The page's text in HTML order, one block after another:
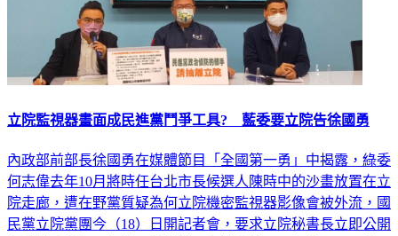
立院監視器畫面成民進黨鬥爭工具? 藍委要立院告徐國勇
內政部前部長徐國勇在媒體節目「全國第一勇」中揭露，綠委
何志偉去年10月將時任台北市長候選人陳時中的沙畫放置在立
院走廊，遭在野黨質疑為何立院機密監視器影像會被外流，國
民黨立院黨團今（18）日開記者會，要求立院秘書長立即公開